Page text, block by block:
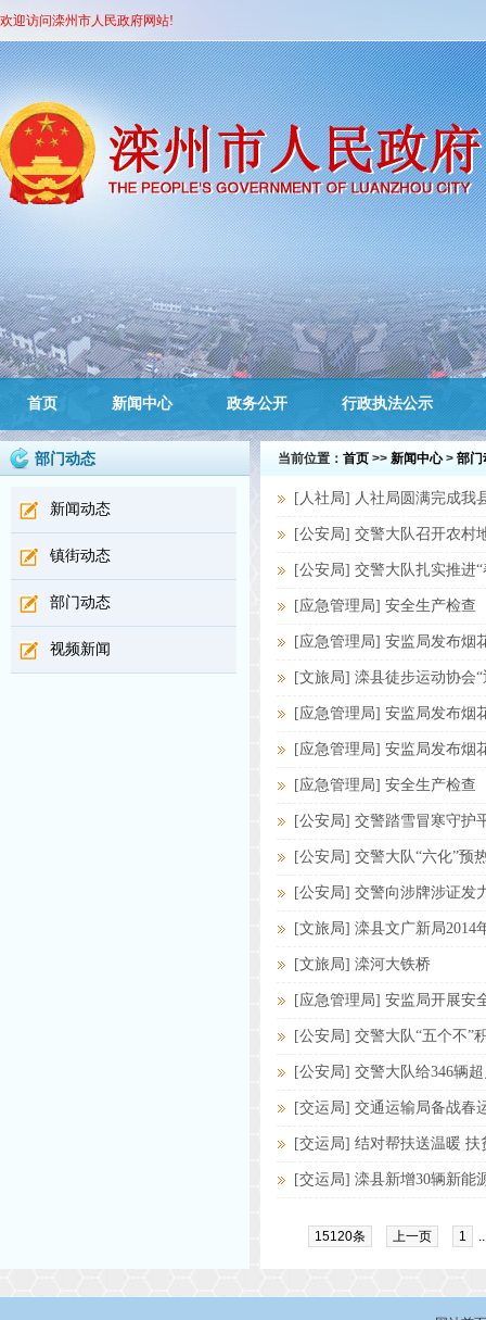
欢迎访问滦州市人民政府网站!
首页 新闻中心 政务公开 行政执法公示
部门动态
新闻动态
镇街动态
部门动态
视频新闻
当前位置： 首页 >> 新闻中心> 部门
[人社局] 人社局圆满完成我
[公安局] 交警大队召开农村
[公安局] 交警大队扎实推进“
[应急管理局] 安全生产检查
[应急管理局] 安监局发布烟
[文旅局] 滦县徒步运动协会
[应急管理局] 安监局发布烟
[应急管理局] 安监局发布烟
[应急管理局] 安全生产检查
[公安局] 交警踏雪冒寒守护
[公安局] 交警大队“六化”预
[公安局] 交警向涉牌涉证发
[文旅局] 滦县文广新局2014
[文旅局] 滦河大铁桥
[应急管理局] 安监局开展安
[公安局] 交警大队“五个不”
[公安局] 交警大队给346辆
[交运局] 交通运输局备战春
[交运局] 结对帮扶送温暖 扶
[交运局] 滦县新增30辆新能
15120条 上一页 1